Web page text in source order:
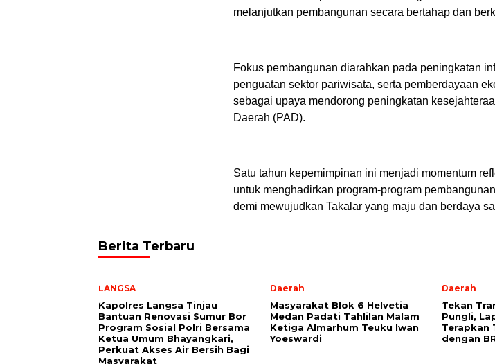
melanjutkan pembangunan secara bertahap dan
Fokus pembangunan diarahkan pada peningkatan
penguatan sektor pariwisata, serta pemberdayaan
sebagai upaya mendorong peningkatan
Daerah (PAD).
Satu tahun kepemimpinan ini menjadi momentum
untuk menghadirkan program-program
demi mewujudkan Takalar yang maju dan berdaya
Berita Terbaru
LANGSA
Kapolres Langsa Tinjau
Bantuan Renovasi Sumur Bor
Program Sosial Polri Bersama
Ketua Umum Bhayangkari,
Perkuat Akses Air Bersih Bagi
Masyarakat
Daerah
Masyarakat Blok 6 Helvetia
Medan Padati Tahlilan Malam
Ketiga Almarhum Teuku Iwan
Yoeswardi
Daerah
Tekan
Pungli,
Terapkan
dengan